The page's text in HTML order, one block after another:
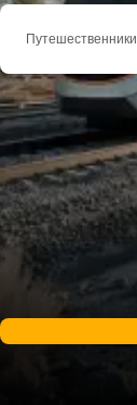
Путешественники